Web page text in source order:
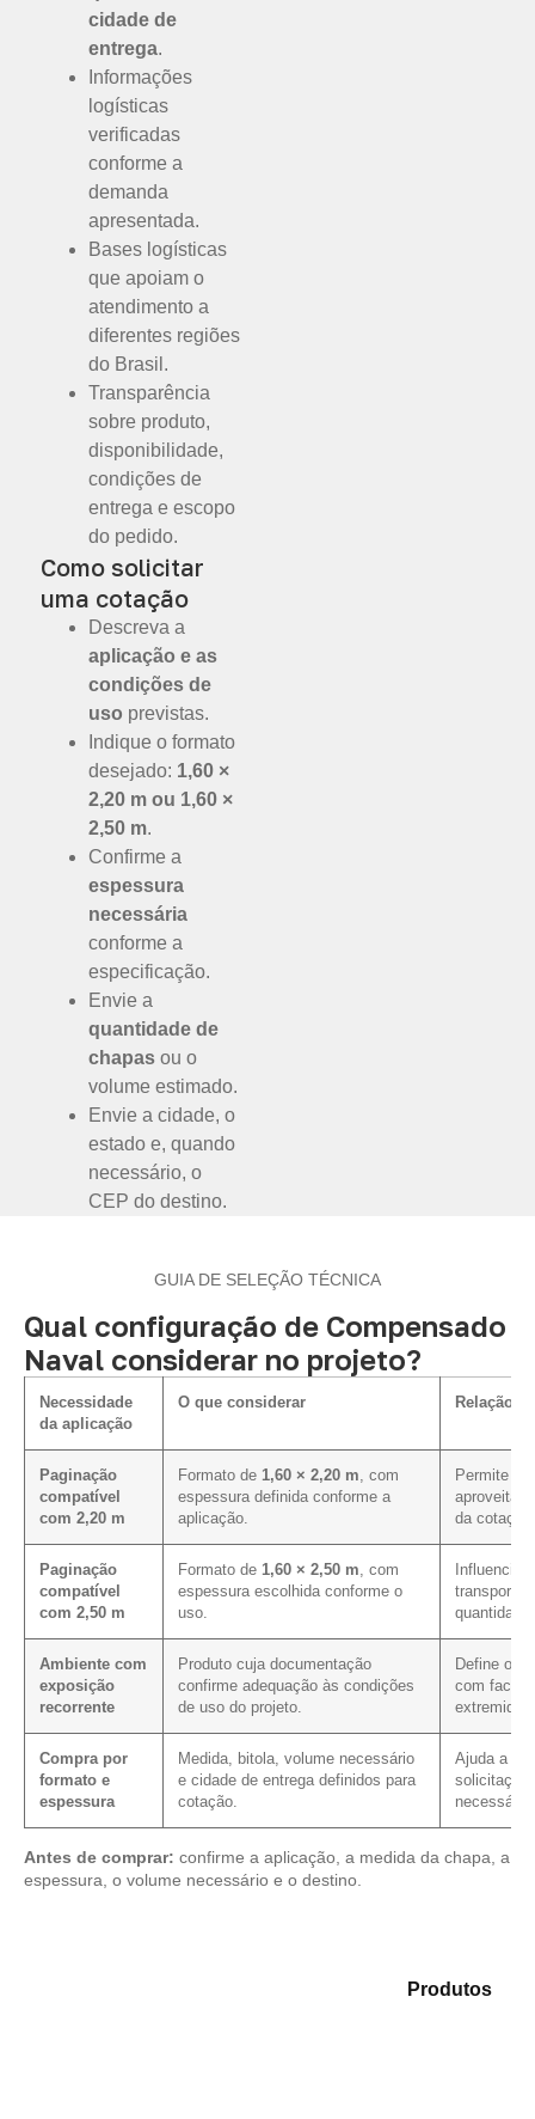
cidade de
entrega.
Informações
logísticas
verificadas
conforme a
demanda
apresentada.
Bases logísticas
que apoiam o
atendimento a
diferentes regiões
do Brasil.
Transparência
sobre produto,
disponibilidade,
condições de
entrega e escopo
do pedido.
Como solicitar
uma cotação
Descreva a
aplicação e as
condições de
uso previstas.
Indique o formato
desejado: 1,60 ×
2,20 m ou 1,60 ×
2,50 m.
Confirme a
espessura
necessária
conforme a
especificação.
Envie a
quantidade de
chapas ou o
volume estimado.
Envie a cidade, o
estado e, quando
necessário, o
CEP do destino.
GUIA DE SELEÇÃO TÉCNICA
Qual configuração de Compensado
Naval considerar no projeto?
Necessidade
da aplicação
O que considerar Relação
Paginação
compatível
com 2,20 m
Formato de 1,60 × 2,20 m , com
espessura definida conforme a
aplicação.
Permite
da cotação.
Paginação
compatível
com 2,50 m
Formato de 1,60 × 2,50 m , com
espessura escolhida conforme o
uso.
Influencia
transporte,
Ambiente com
exposição
recorrente
Produto cuja documentação
confirme adequação às condições
de uso do projeto.
Define os
com
Compra por
formato e
espessura
Medida, bitola, volume necessário
e cidade de entrega definidos para
cotação.
Ajuda a
necessário.
Antes de comprar: confirme a aplicação, a medida da chapa, a
espessura, o volume necessário e o destino.
Produtos